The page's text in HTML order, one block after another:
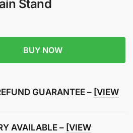
Stand
BUY NOW
GUARANTEE – [VIEW
AVAILABLE – [VIEW